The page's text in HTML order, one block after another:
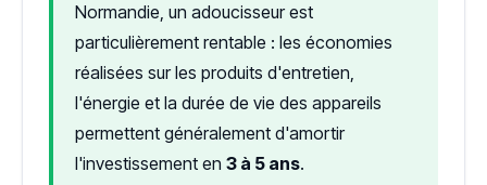
Normandie, un adoucisseur est
particulièrement rentable : les économies
réalisées sur les produits d'entretien,
l'énergie et la durée de vie des appareils
permettent généralement d'amortir
l'investissement en 3 à 5 ans.